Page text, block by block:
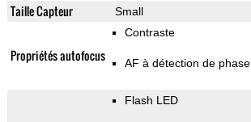
Taille Capteur Small
Propriétés autofocus
Contraste
AF à détection de phase
Flash LED